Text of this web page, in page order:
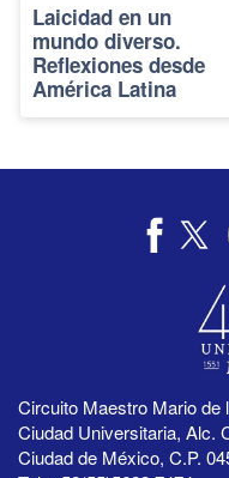
Laicidad en un
mundo diverso.
Reflexiones desde
América Latina
Circuito Maestro Mario de
Ciudad Universitaria, Alc.
Ciudad de México, C.P.